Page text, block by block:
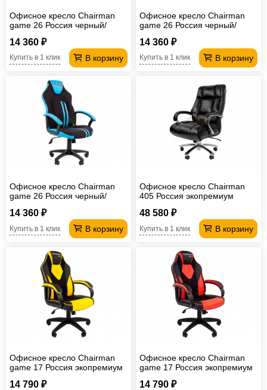
Офисное кресло Chairman
game 26 Россия черный/
14 360 ₽
В корзину
Купить в 1 клик
Офисное кресло Chairman
game 26 Россия черный/
14 360 ₽
В корзину
Купить в 1 клик
Офисное кресло Chairman
game 26 Россия черный/
14 360 ₽
В корзину
Купить в 1 клик
Офисное кресло Chairman
405 Россия экопремиум
48 580 ₽
В корзину
Купить в 1 клик
Офисное кресло Chairman
game 17 Россия экопремиум
14 790 ₽
Офисное кресло Chairman
game 17 Россия экопремиум
14 790 ₽